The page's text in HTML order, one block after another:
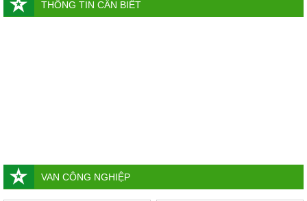
THÔNG TIN CẦN BIẾT
VAN CÔNG NGHIỆP